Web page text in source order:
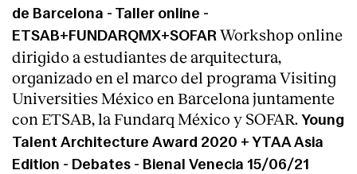
de Barcelona - Taller online -
ETSAB+FUNDARQMX+SOFAR Workshop online
dirigido a estudiantes de arquitectura,
organizado en el marco del programa Visiting
Universities México en Barcelona juntamente
con ETSAB, la Fundarq México y SOFAR. Young
Talent Architecture Award 2020 + YTAA Asia
Edition - Debates - Bienal Venecia 15/06/21